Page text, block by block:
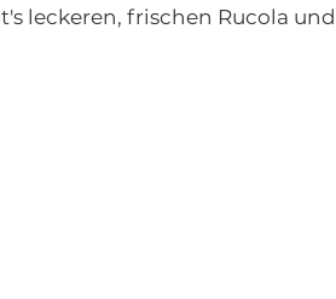
leckeren, frischen Rucola und